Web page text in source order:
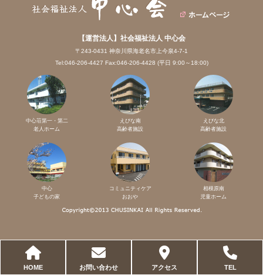
【運営法人】社会福祉法人 中心会
〒243-0431 神奈川県海老名市上今泉4-7-1
Tel:046-206-4427 Fax:046-206-4428 (平日 9:00～18:00)
中心荘第一・第二
老人ホーム
えびな南
高齢者施設
えびな北
高齢者施設
中心
子どもの家
コミュニティケア
おおや
相模原南
児童ホーム
HOME お問い合わせ アクセス TEL